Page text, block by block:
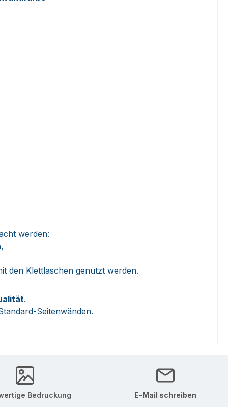
werden:
den Klettlaschen genutzt werden.
.
Seitenwänden.
Bedruckung E-Mail schreiben